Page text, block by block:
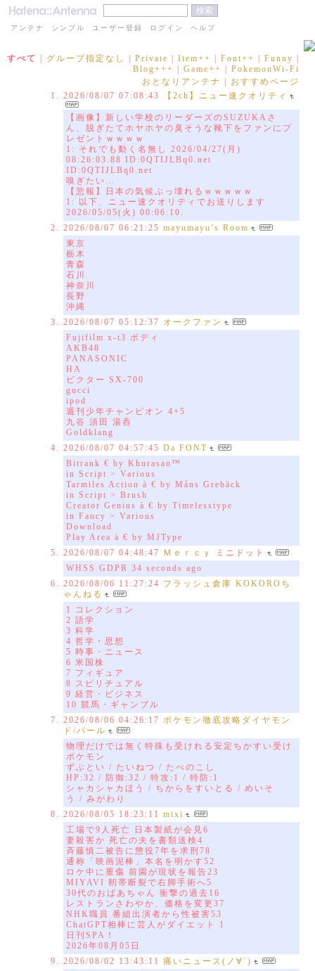
アンテナ シンプル ユーザー登録 ログイン ヘルプ
すべて グループ指定なし Private Item++ Font++ Funny
Blog+++
Game++
PokemonWi-Fi
おとなりアンテナ
おすすめページ
2026/08/07 07:08:43
【2ch】ニュー速クオリティ
【画像】新しい学校のリーダーズのSUZUKAさ
ん、脱ぎたてホヤホヤの臭そうな靴下をファンにプ
レゼントｗｗｗｗ
1: それでも動く名無し 2026/04/27(月)
08:26:03.88 ID:0QTIJLBq0.net
ID:0QTIJLBq0.net
嗅ぎたい…
【悲報】日本の気候ぶっ壊れるｗｗｗｗｗ
1: 以下、ニュー速クオリティでお送りします
2026/05/05(火) 00:06:10.
2026/08/07 06:21:25 mayumayu’s Room
東京
栃木
青森
石川
神奈川
長野
沖縄
2026/08/07 05:12:37 オークファン
Fujifilm x-t3 ボディ
AKB48
PANASONIC
HA
ビクター SX-700
gucci
ipod
週刊少年チャンピオン 4+5
九谷 須田 湯呑
Goldklang
2026/08/07 04:57:45 Da FONT
Bitrank € by Khurasan™
in Script > Various
Tarmiles Action à € by Måns Grebäck
in Script > Brush
Creator Genius à € by Timelesstype
in Fancy > Various
Download
Play Area à € by MJType
2026/08/07 04:48:47
Ｍｅｒｃｙ
ミニドット
WHSS GDPR 34 seconds ago
2026/08/06 11:27:24 フラッシュ倉庫 KOKOROち
ゃんねる
1 コレクション
2 語学
3 科学
4 哲学・思想
5 時事・ニュース
6 米国株
7 フィギュア
8 スピリチュアル
9 経営・ビジネス
10 競馬・ギャンブル
2026/08/06 04:26:17 ポケモン徹底攻略ダイヤモン
ド/パール
物理だけでは無く特殊も受けれる安定ちかすい受け
ポケモン
ずぶとい / たいねつ / たべのこし
HP:32 / 防御:32 / 特攻:1 / 特防:1
シャカシャカほう / ちからをすいとる / めいそ
う / みがわり
2026/08/05 18:23:11 mixi
工場で9人死亡 日本製紙が会見6
妻殺害か 死亡の夫を書類送検4
斉藤慎二被告に懲役7年を求刑78
通称「映画泥棒」本名を明かす52
ロケ中に重傷 前園が現状を報告23
MIYAVI 靭帯断裂で右脚手術へ5
30代のおばあちゃん 衝撃の過去16
レストランさわやか、価格を変更37
NHK職員 番組出演者から性被害53
ChatGPT相棒に芸人がダイエット 1
日刊SPA！
2026年08月05日
2026/08/02 13:43:11 痛いニュース(ノ∀`)